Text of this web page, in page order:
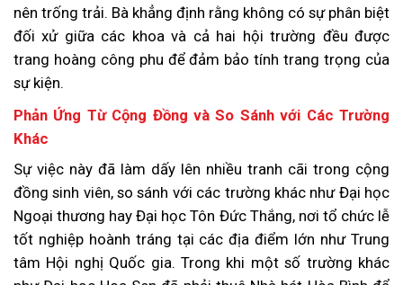
nên trống trải. Bà khẳng định rằng không có sự phân biệt
đối xử giữa các khoa và cả hai hội trường đều được
trang hoàng công phu để đảm bảo tính trang trọng của
sự kiện.
Phản Ứng Từ Cộng Đồng và So Sánh với Các Trường
Khác
Sự việc này đã làm dấy lên nhiều tranh cãi trong cộng
đồng sinh viên, so sánh với các trường khác như Đại học
Ngoại thương hay Đại học Tôn Đức Thắng, nơi tổ chức lễ
tốt nghiệp hoành tráng tại các địa điểm lớn như Trung
tâm Hội nghị Quốc gia. Trong khi một số trường khác